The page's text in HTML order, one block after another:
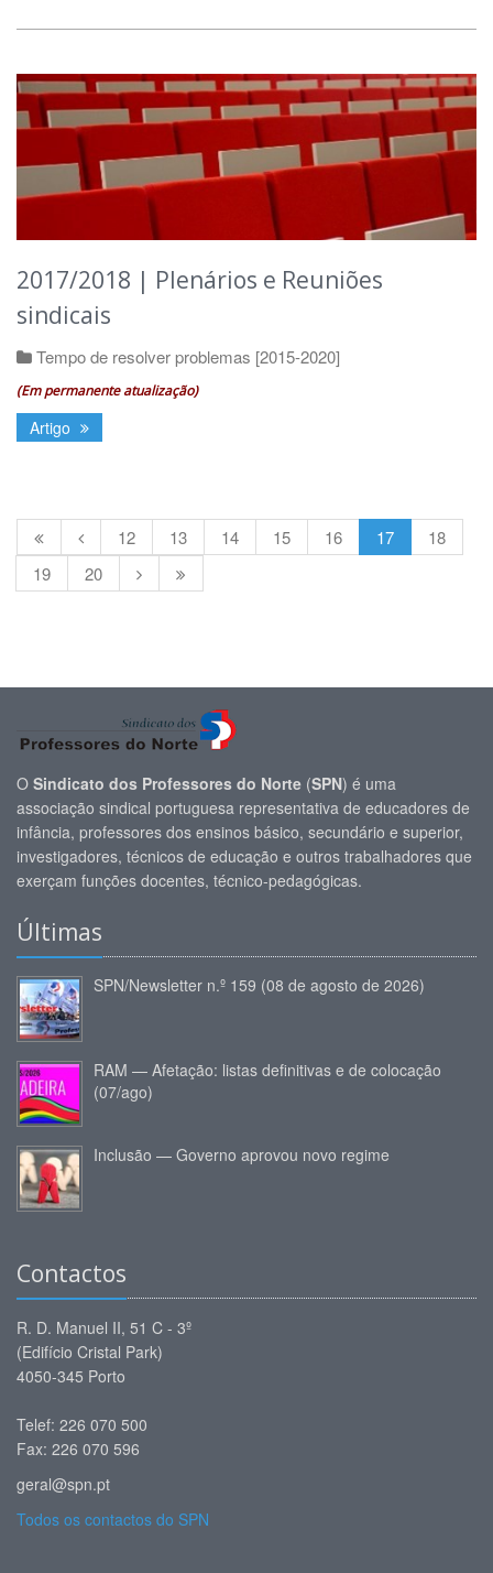
2017/2018 | Plenários e Reuniões
sindicais
Tempo de resolver problemas [2015-2020]
(Em permanente atualização)
Artigo
12 13 14 15 16 17
18
19
20
O Sindicato dos Professores do Norte (SPN) é uma
associação sindical portuguesa representativa de educadores de
infância, professores dos ensinos básico, secundário e superior,
investigadores, técnicos de educação e outros trabalhadores que
exerçam funções docentes, técnico-pedagógicas.
Últimas
SPN/Newsletter n.º 159 (08 de agosto de 2026)
RAM — Afetação: listas definitivas e de colocação
(07/ago)
Inclusão — Governo aprovou novo regime
Contactos
R. D. Manuel II, 51 C - 3º
(Edifício Cristal Park)
4050-345 Porto
Telef: 226 070 500
Fax: 226 070 596
geral@spn.pt
Todos os contactos do SPN